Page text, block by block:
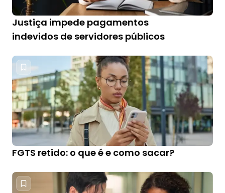
Justiça impede pagamentos
indevidos de servidores públicos
FGTS retido: o que é e como sacar?